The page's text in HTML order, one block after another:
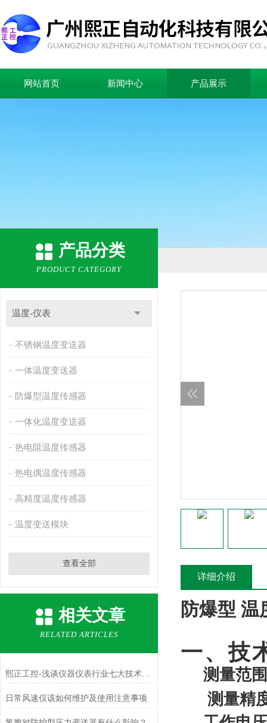
网站首页 新闻中心 产品展示
产品分类
PRODUCT CATEGORY
温度-仪表
不锈钢温度变送器
一体温度变送器
防爆型温度传感器
一体化温度变送器
热电阻温度传感器
热电偶温度传感器
高精度温度传感器
温度变送模块
查看全部
相关文章
RELATED ARTICLES
熙正工控-浅谈仪器仪表行业七大技术问题
日常风速仪该如何维护及使用注意事项
详细介绍
防爆型 温
一、技
测量范
测量精